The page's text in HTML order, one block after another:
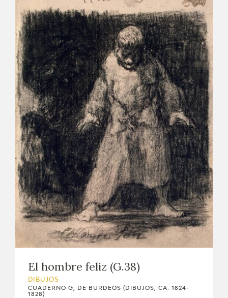
El hombre feliz (G.38)
DIBUJOS
CUADERNO G, DE BURDEOS (DIBUJOS, CA. 1824-
1828)